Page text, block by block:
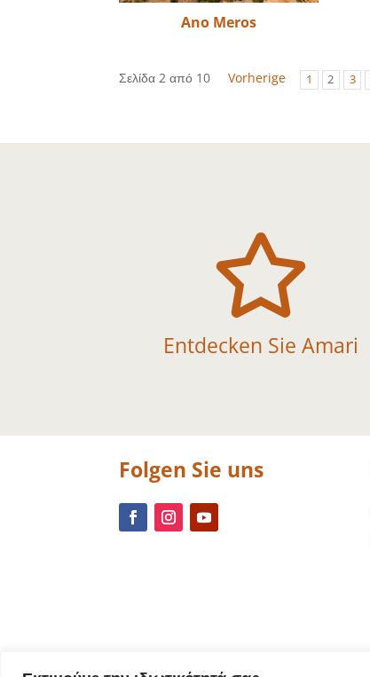
Ano Meros
Σελίδα 2 από 10 Vorherige 1 2 3

Entdecken Sie Amari
Folgen Sie uns